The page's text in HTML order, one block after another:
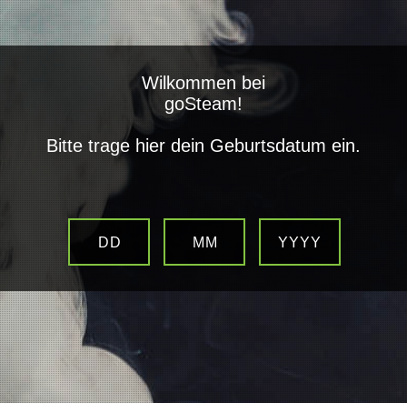
closed
VooPoo PnP-TW Heads (5
Stück pro Packung)
Artikelnummer:
Kategorie:Voopoo
Wilkommen bei
goSteam!
Bitte trage hier dein Geburtsdatum ein.
MM
DD YYYY